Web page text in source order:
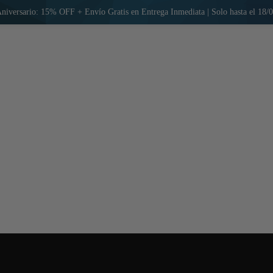
15% OFF + Envío Gratis en Entrega Inmediata | Solo hasta el 18/